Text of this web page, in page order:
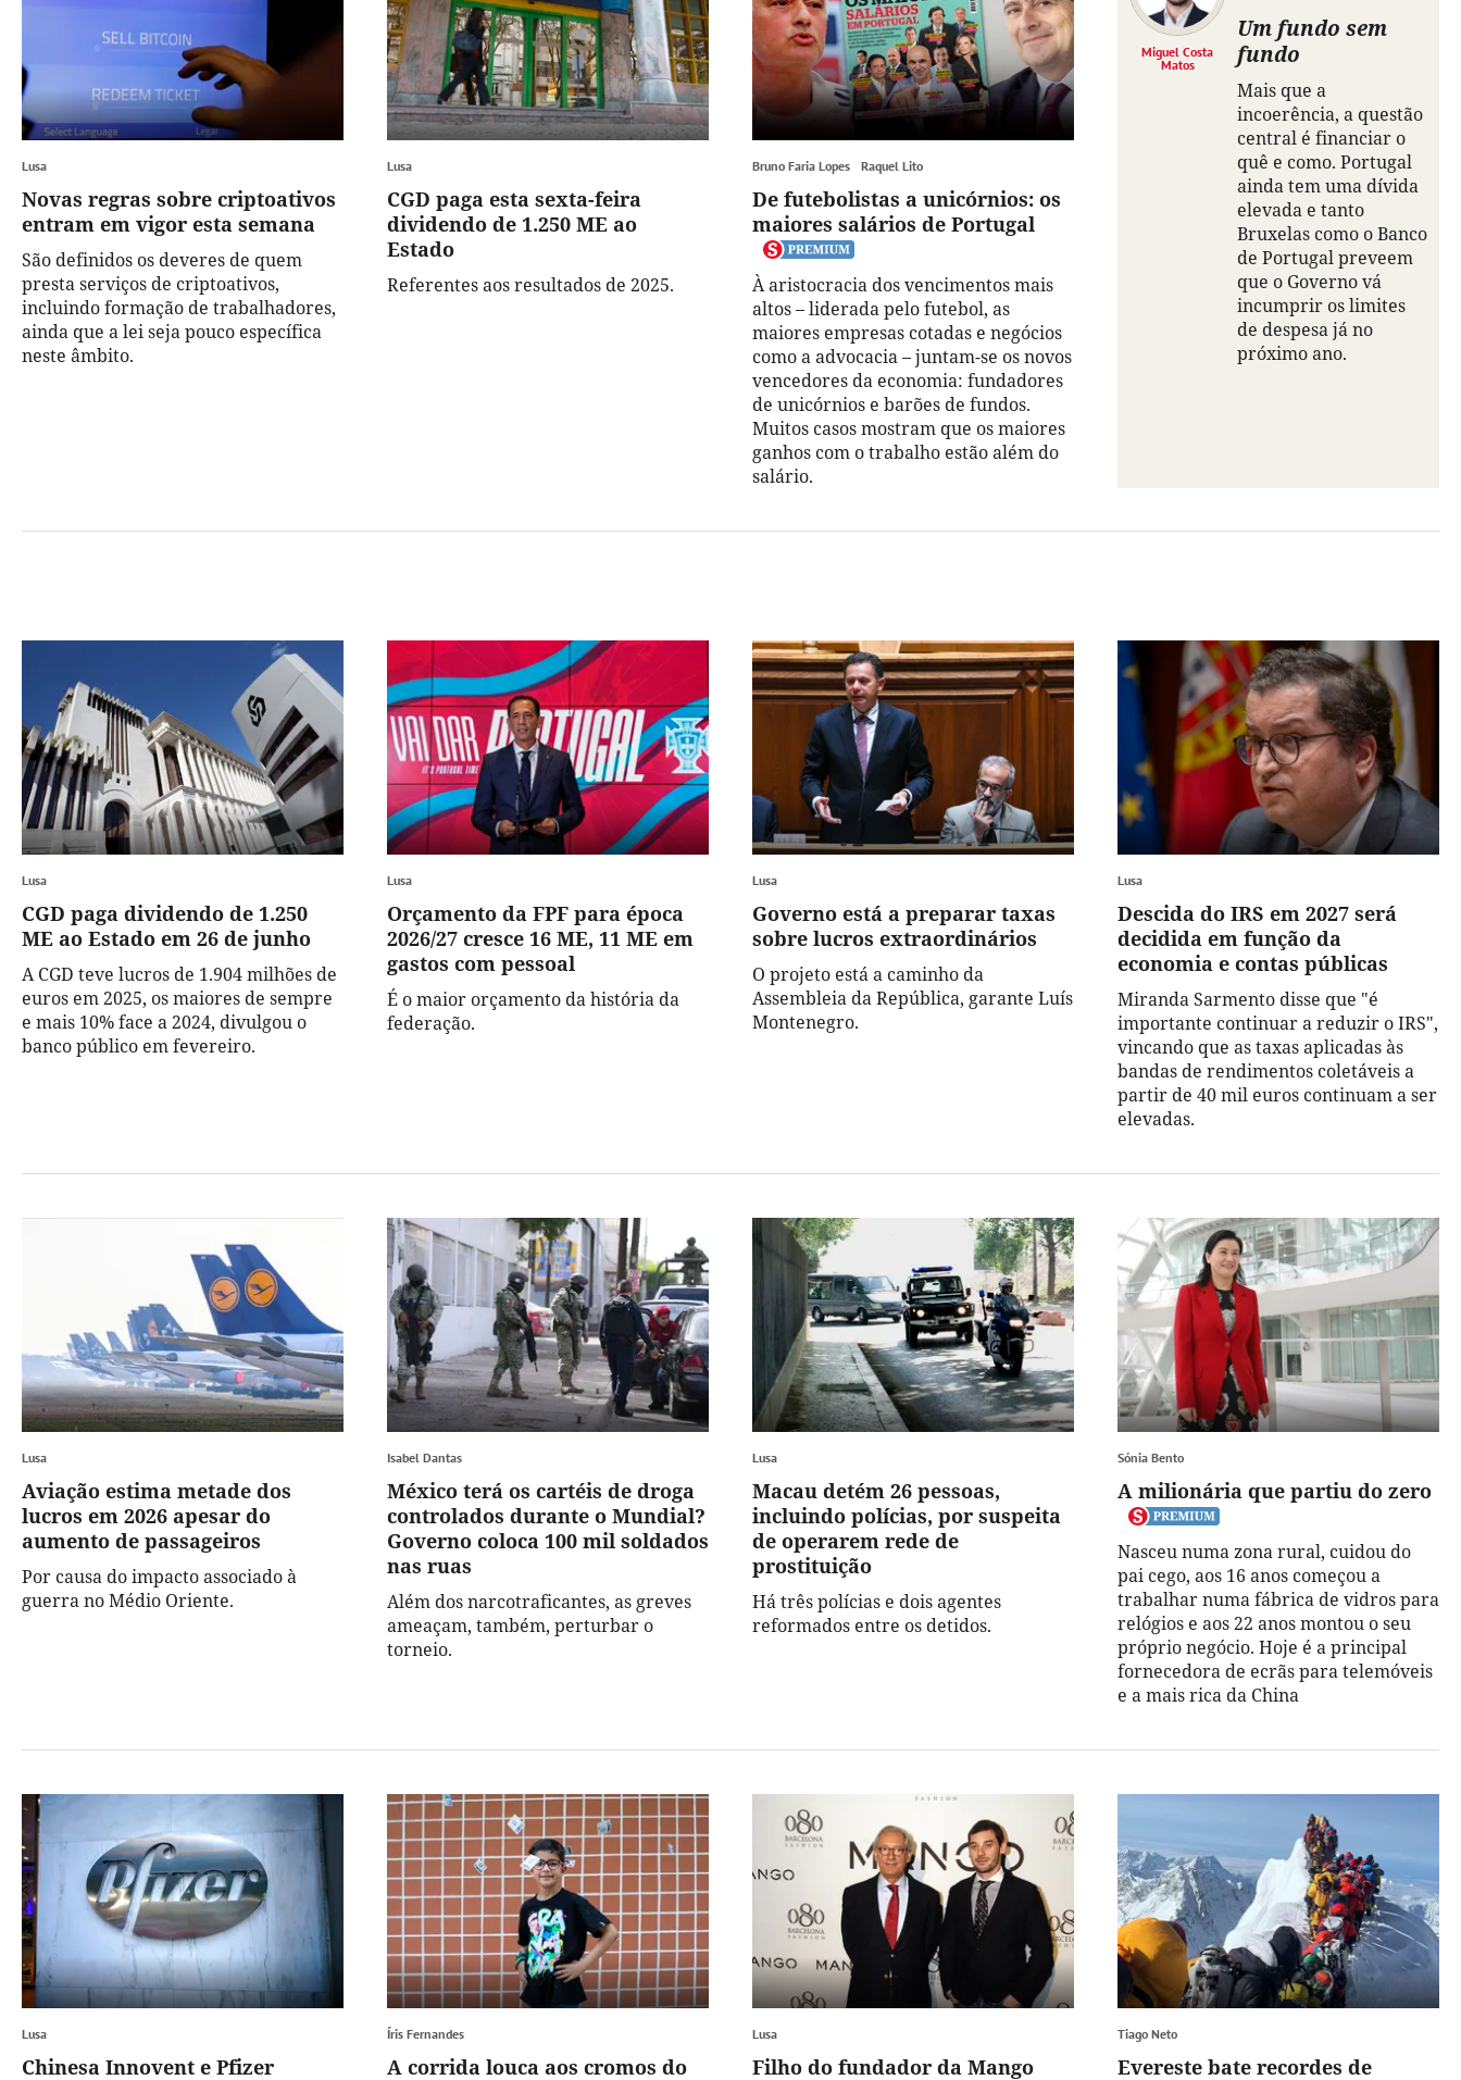
Lusa
Novas regras sobre criptoativos
entram em vigor esta semana
São definidos os deveres de quem
presta serviços de criptoativos,
incluindo formação de trabalhadores,
ainda que a lei seja pouco específica
neste âmbito.
Lusa
CGD paga esta sexta-feira
dividendo de 1.250 ME ao
Estado
Referentes aos resultados de 2025.
Bruno Faria Lopes Raquel Lito
De futebolistas a unicórnios: os
maiores salários de Portugal
À aristocracia dos vencimentos mais
altos – liderada pelo futebol, as
maiores empresas cotadas e negócios
como a advocacia – juntam-se os novos
vencedores da economia: fundadores
de unicórnios e barões de fundos.
Muitos casos mostram que os maiores
ganhos com o trabalho estão além do
salário.
Miguel Costa
Matos
Um fundo sem
fundo
Mais que a
incoerência, a questão
central é financiar o
quê e como. Portugal
ainda tem uma dívida
elevada e tanto
Bruxelas como o Banco
de Portugal preveem
que o Governo vá
incumprir os limites
de despesa já no
próximo ano.
Lusa
CGD paga dividendo de 1.250
ME ao Estado em 26 de junho
A CGD teve lucros de 1.904 milhões de
euros em 2025, os maiores de sempre
e mais 10% face a 2024, divulgou o
banco público em fevereiro.
Lusa
Orçamento da FPF para época
2026/27 cresce 16 ME, 11 ME em
gastos com pessoal
É o maior orçamento da história da
federação.
Lusa
Governo está a preparar taxas
sobre lucros extraordinários
O projeto está a caminho da
Assembleia da República, garante Luís
Montenegro.
Lusa
Descida do IRS em 2027 será
decidida em função da
economia e contas públicas
Miranda Sarmento disse que "é
importante continuar a reduzir o IRS",
vincando que as taxas aplicadas às
bandas de rendimentos coletáveis a
partir de 40 mil euros continuam a ser
elevadas.
Lusa
Aviação estima metade dos
lucros em 2026 apesar do
aumento de passageiros
Por causa do impacto associado à
guerra no Médio Oriente.
Isabel Dantas
México terá os cartéis de droga
controlados durante o Mundial?
Governo coloca 100 mil soldados
nas ruas
Além dos narcotraficantes, as greves
ameaçam, também, perturbar o
torneio.
Lusa
Macau detém 26 pessoas,
incluindo polícias, por suspeita
de operarem rede de
prostituição
Há três polícias e dois agentes
reformados entre os detidos.
Sónia Bento
A milionária que partiu do zero
Nasceu numa zona rural, cuidou do
pai cego, aos 16 anos começou a
trabalhar numa fábrica de vidros para
relógios e aos 22 anos montou o seu
próprio negócio. Hoje é a principal
fornecedora de ecrãs para telemóveis
e a mais rica da China
Lusa
Chinesa Innovent e Pfizer
Íris Fernandes
A corrida louca aos cromos do
Lusa
Filho do fundador da Mango
Tiago Neto
Evereste bate recordes de